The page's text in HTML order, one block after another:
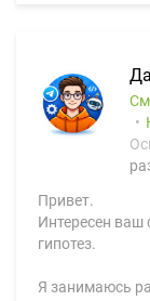
Привет.
Интересен
гипотез.
Я занимаюсь